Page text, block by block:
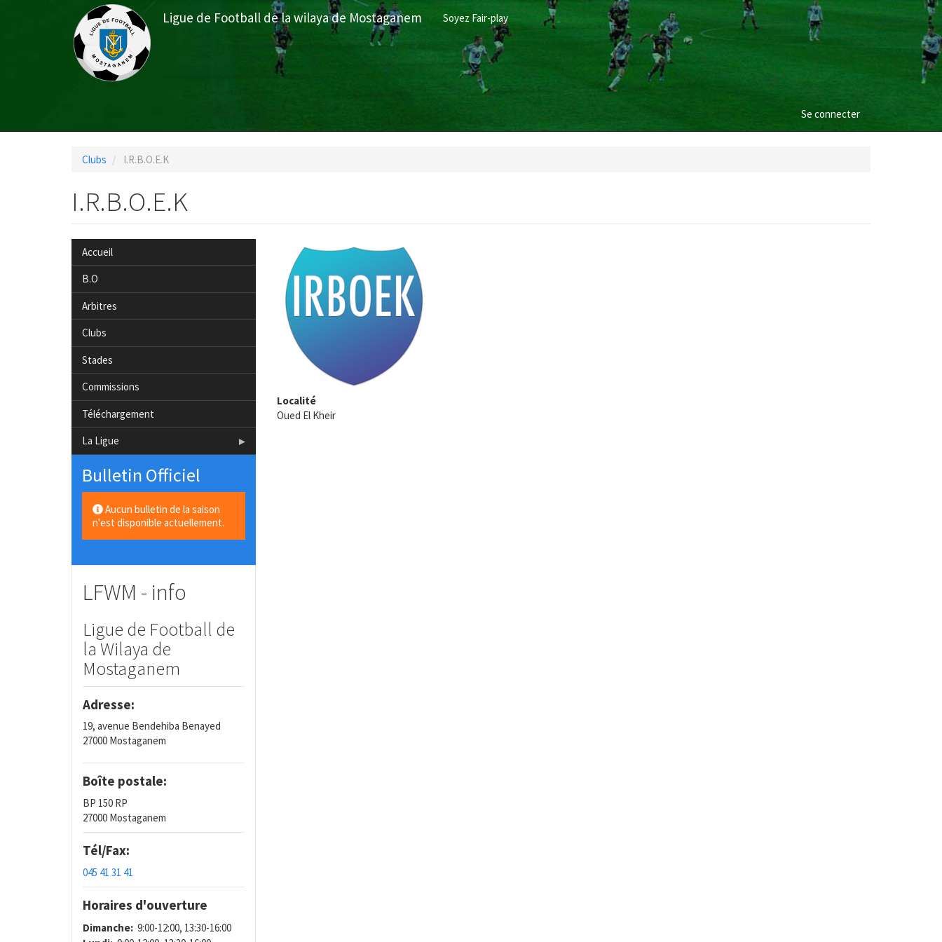
Ligue de Football de la wilaya de Mostaganem Soyez Fair-play
compte
de
l'utilisateur
Se connecter
Clubs I.R.B.O.E.K
I.R.B.O.E.K
Accueil
B.O
Arbitres
Clubs
Stades
Commissions
Téléchargement
La Ligue
Bulletin Officiel
Aucun bulletin de la saison
n'est disponible actuellement.
LFWM - info
Ligue de Football de
la Wilaya de
Mostaganem
Adresse:
19, avenue Bendehiba Benayed
27000 Mostaganem
Boîte postale:
BP 150 RP
27000 Mostaganem
Tél/Fax:
045 41 31 41
Horaires d'ouverture
Dimanche: 9:00-12:00, 13:30-16:00
Localité
Oued El Kheir